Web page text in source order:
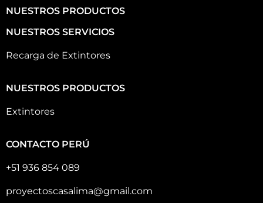
NUESTROS PRODUCTOS
NUESTROS SERVICIOS
Recarga de Extintores
NUESTROS PRODUCTOS
Extintores
CONTACTO PERÚ
+51 936 854 089
proyectoscasalima@gmail.com